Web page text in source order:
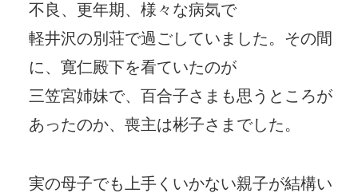
不良、更年期、様々な病気で
軽井沢の別荘で過ごしていました。その間
に、寛仁殿下を看ていたのが
三笠宮姉妹で、百合子さまも思うところが
あったのか、喪主は彬子さまでした。
実の母子でも上手くいかない親子が結構い